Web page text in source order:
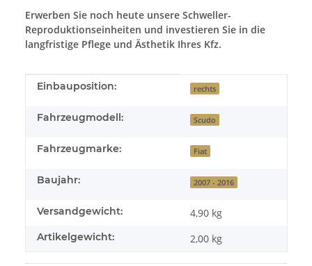
Erwerben Sie noch heute unsere Schweller-
Reproduktionseinheiten und investieren Sie in die
langfristige Pflege und Ästhetik Ihres Kfz.
Produkteigenschaft
Wert
Einbauposition: rechts
Fahrzeugmodell: Scudo
Fahrzeugmarke: Fiat
Baujahr: 2007 - 2016
Versandgewicht: 4,90 kg
Artikelgewicht: 2,00 kg